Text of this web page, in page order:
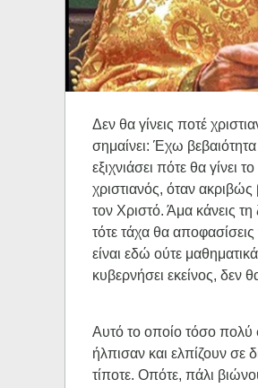
Δεν θα γίνεις ποτέ
σημαίνει: Έχω
εξιχνιάσει πότε θα γίνει
χριστιανός, όταν ακριβώς
τον Χριστό. Άμα κάνεις
τότε τάχα θα
είναι εδώ ούτε
κυβερνήσει εκείνος, δεν
Αυτό το οποίο τόσο πολύ
ήλπισαν και ελπίζουν σε
τίποτε. Οπότε, πάλι